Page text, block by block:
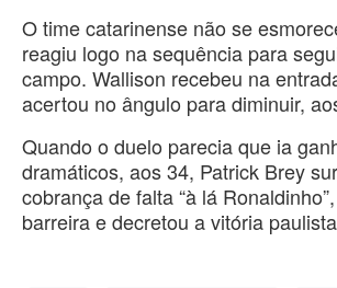
O time catarinense não se
reagiu logo na sequência para
campo. Wallison recebeu na
acertou no ângulo para diminuir,
Quando o duelo parecia que ia
dramáticos, aos 34, Patrick Brey
cobrança de falta “à lá
barreira e decretou a vitória